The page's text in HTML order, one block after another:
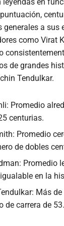
generales a sus
como Virat
de grandes
Tendulkar.
Promedio
centurias.
Promedio
de dobles
Promedio
en la
Más
de carrera de